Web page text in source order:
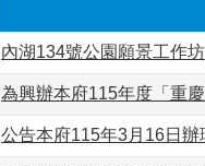
內湖134號公園願景工作坊
為興辦本府115年度「重
公告本府115年3月16日辦